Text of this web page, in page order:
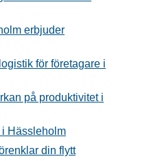
erbjuder
för företagare i
på produktivitet i
i Hässleholm
din flytt